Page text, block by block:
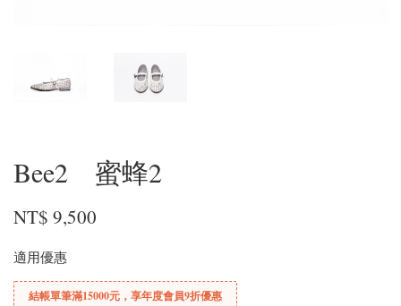
Bee2 蜜蜂2
NT$ 9,500
適用優惠
結帳單筆滿15000元，享年度會員9折優惠